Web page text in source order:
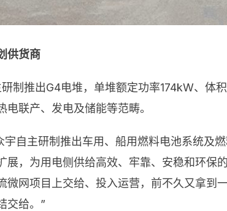
供货商
制推出G4电堆，单堆额定功率174kW、体
电联产、发电及储能等范畴。
宇自主研制推出车用、船用燃料电池系统及
展，为用电侧供给高效、牢靠、安稳和环
微网项目上交给、投入运营，前不久又拿
交给。”